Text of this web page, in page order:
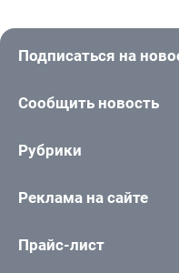
Подписаться на
Сообщить новость
Рубрики
Реклама на сайте
Прайс-лист